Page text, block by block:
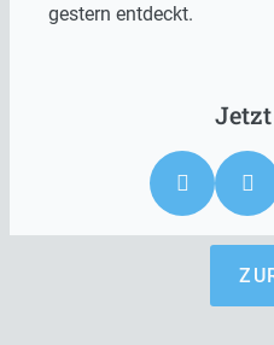
gestern entdeckt.